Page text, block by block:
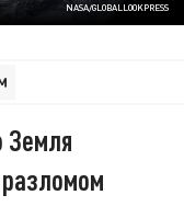
NASA/GLOBALLOOKPRESS
Земля